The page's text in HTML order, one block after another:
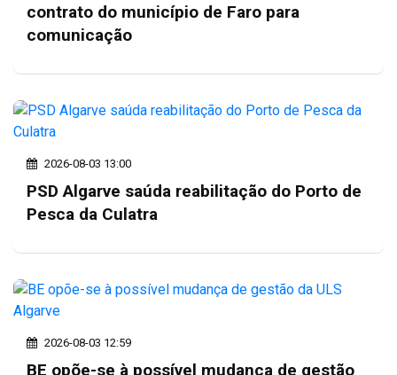
contrato do município de Faro para
comunicação
2026-08-03 13:00
PSD Algarve saúda reabilitação do Porto de
Pesca da Culatra
2026-08-03 12:59
BE opõe-se à possível mudança de gestão